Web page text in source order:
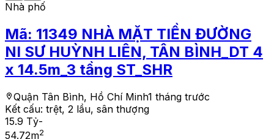
Nhà phố
Mã: 11349 NHÀ MẶT TIỀN ĐƯỜNG
NI SƯ HUỲNH LIÊN, TÂN BÌNH_DT 4
x 14.5m_3 tầng ST_SHR
Quận Tân Bình, Hồ Chí Minh1 tháng trước
Kết cấu: trệt, 2 lầu, sân thượng
15.9 Tỷ-
54.72m2